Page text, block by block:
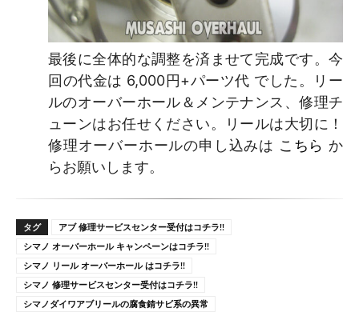
最後に全体的な調整を済ませて完成です。今
回の代金は 6,000円+パーツ代 でした。リー
ルのオーバーホール＆メンテナンス、修理チ
ューンはお任せください。リールは大切に！
修理オーバーホールの申し込みは こちら か
らお願いします。
タグ
アブ 修理サービスセンター受付はコチラ!!
シマノ オーバーホール キャンペーンはコチラ!!
シマノ リール オーバーホール はコチラ!!
シマノ 修理サービスセンター受付はコチラ!!
シマノダイワアブリールの腐食錆サビ系の異常